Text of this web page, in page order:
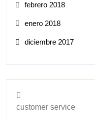
febrero 2018
enero 2018
diciembre 2017
customer service